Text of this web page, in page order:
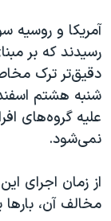
آمریکا و روسیه
رسیدند که بر
دقیق‌تر ترک
شنبه هشتم اسفند
علیه گروه‌های
نمی‌شود.
از زمان اجرای
مخالف آن،